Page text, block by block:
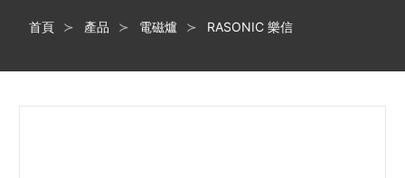
首頁 產品 電磁爐 RASONIC 樂信